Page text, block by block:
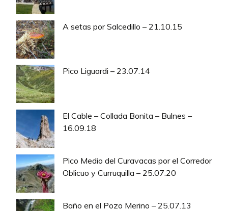
A setas por Salcedillo – 21.10.15
Pico Liguardi – 23.07.14
El Cable – Collada Bonita – Bulnes –
16.09.18
Pico Medio del Curavacas por el Corredor
Oblicuo y Curruquilla – 25.07.20
Baño en el Pozo Merino – 25.07.13